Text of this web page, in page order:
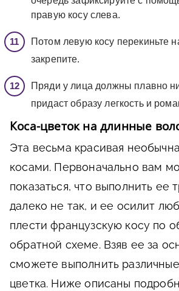
правую косу слева.
Потом левую косу перекиньте
закрепите.
Пряди у лица должны плавно
придаст образу легкость и
Коса-цветок на длинные
Эта весьма красивая
косами. Первоначально вам
показаться, что выполнить ее
далеко не так, и ее осилит
плести французскую косу по
обратной схеме. Взяв ее за
сможете выполнить
цветка. Ниже описаны